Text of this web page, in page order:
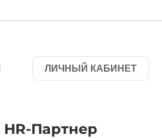
ЛИЧНЫЙ КАБИНЕТ
HR-Партнер